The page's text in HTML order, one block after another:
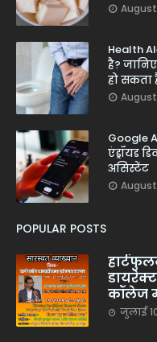
Health
है?
हो
Google
एंड्रॉयड
असिस्टेंट
POPULAR POSTS
कॉलेज
जुलाई